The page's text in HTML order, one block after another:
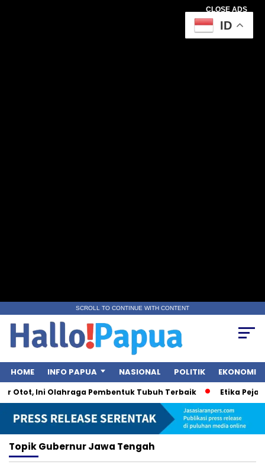
CLOSE ADS
SCROLL TO CONTINUE WITH CONTENT
HOME INFO PAPUA NASIONAL POLITIK EKONOMI
Otot, Ini Olahraga Pembentuk Tubuh Terbaik Etika
TopikGubernur Jawa Tengah
ID